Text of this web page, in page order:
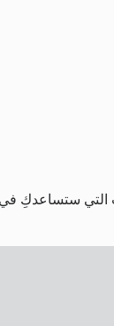
التي ستساعدكِ